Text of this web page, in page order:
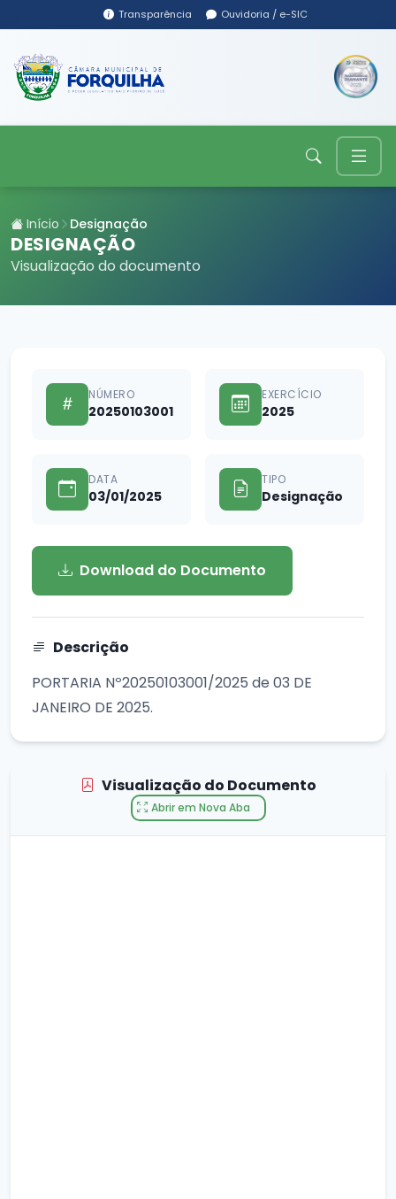
Transparência Ouvidoria / e-SIC
Início Designação
DESIGNAÇÃO
Visualização do documento
NÚMERO
20250103001
EXERCÍCIO
2025
DATA
03/01/2025
TIPO
Designação
Download do Documento
Descrição
PORTARIA Nº20250103001/2025 de 03 DE
JANEIRO DE 2025.
Visualização do Documento
Abrir em Nova Aba